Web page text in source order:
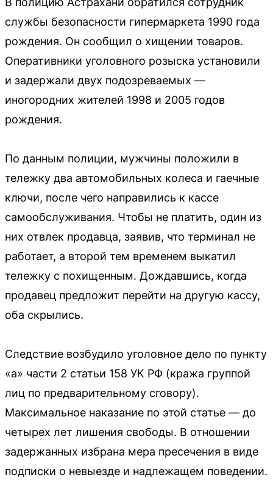
службы безопасности гипермаркета 1990 года
рождения. Он сообщил о хищении товаров.
Оперативники уголовного розыска установили
и задержали двух подозреваемых —
иногородних жителей 1998 и 2005 годов
рождения.
По данным полиции, мужчины положили в
тележку два автомобильных колеса и гаечные
ключи, после чего направились к кассе
самообслуживания. Чтобы не платить, один из
них отвлек продавца, заявив, что терминал не
работает, а второй тем временем выкатил
тележку с похищенным. Дождавшись, когда
продавец предложит перейти на другую кассу,
оба скрылись.
Следствие возбудило уголовное дело по пункту
«а» части 2 статьи 158 УК РФ (кража группой
лиц по предварительному сговору).
Максимальное наказание по этой статье — до
четырех лет лишения свободы. В отношении
задержанных избрана мера пресечения в виде
подписки о невыезде и надлежащем поведении.